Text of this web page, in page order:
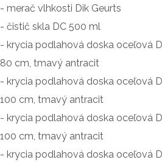
- merač vlhkosti Dik Geurts
- čistič skla DC 500 ml
- krycia podlahová doska oceľová
80 cm, tmavý antracit
- krycia podlahová doska oceľová
100 cm, tmavý antracit
- krycia podlahová doska oceľová
100 cm, tmavý antracit
- krycia podlahová doska oceľová